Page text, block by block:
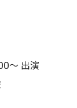
～ 出演